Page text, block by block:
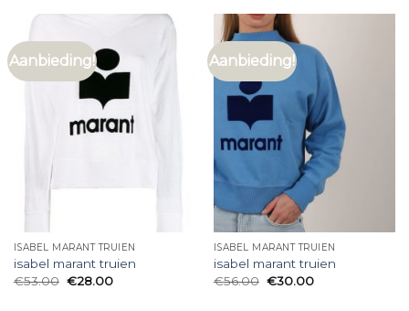
Aanbieding!
ISABEL MARANT TRUIEN
isabel marant truien
€53.00 €28.00
Aanbieding!
ISABEL MARANT TRUIEN
isabel marant truien
€56.00 €30.00